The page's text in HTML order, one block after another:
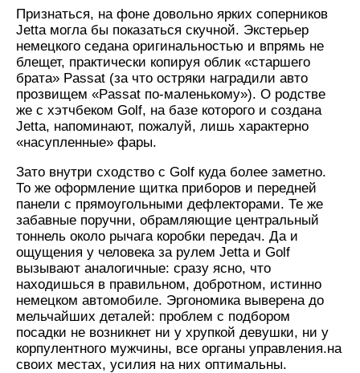
Признаться, на фоне довольно ярких соперников
Jetta могла бы показаться скучной. Экстерьер
немецкого седана оригинальностью и впрямь не
блещет, практически копируя облик «старшего
брата» Passat (за что остряки наградили авто
прозвищем «Passat по-маленькому»). О родстве
же с хэтчбеком Golf, на базе которого и создана
Jetta, напоминают, пожалуй, лишь характерно
«насупленные» фары.
Зато внутри сходство с Golf куда более заметно.
То же оформление щитка приборов и передней
панели с прямоугольными дефлекторами. Те же
забавные поручни, обрамляющие центральный
тоннель около рычага коробки передач. Да и
ощущения у человека за рулем Jetta и Golf
вызывают аналогичные: сразу ясно, что
находишься в правильном, добротном, истинно
немецком автомобиле. Эргономика выверена до
мельчайших деталей: проблем с подбором
посадки не возникнет ни у хрупкой девушки, ни у
корпулентного мужчины, все органы управления.на
своих местах, усилия на них оптимальны.